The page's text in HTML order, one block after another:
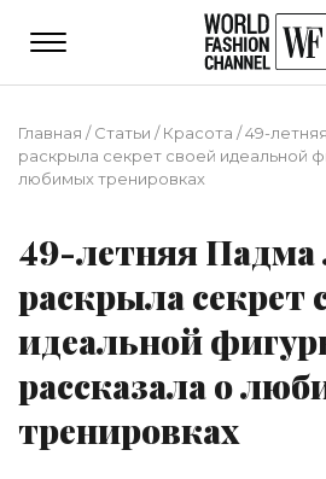
Главная /Статьи /Красота /49-
раскрыла секрет своей идеальной
любимых тренировках
49-летняя
раскрыла секрет
идеальной
рассказала о
тренировках